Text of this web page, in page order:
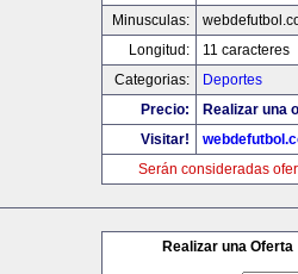
Minusculas:
Longitud:
11 caracteres
Categorias:
Deportes
Precio:
Realizar una
Visitar!
Serán consideradas
Realizar una Oferta